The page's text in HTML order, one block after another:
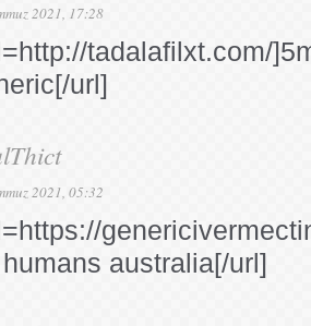
2021, 17:28
tadalafilxt.com/
url]
2021, 05:32
australia[/url]